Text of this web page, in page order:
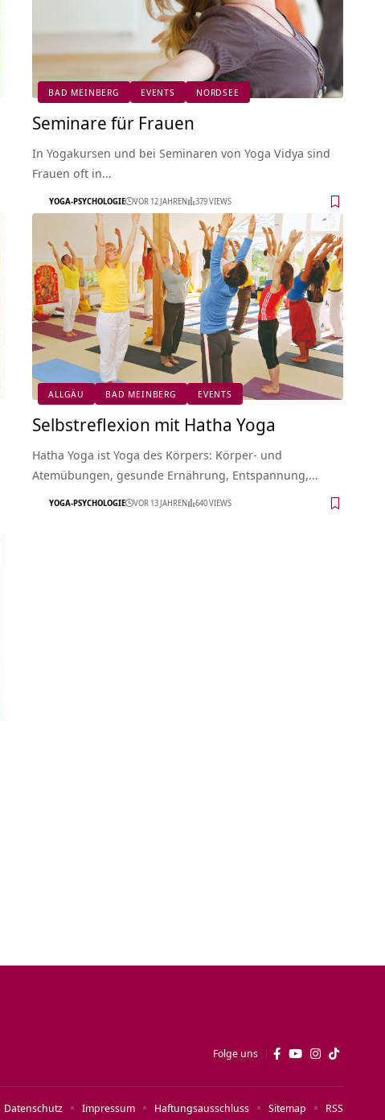
BAD MEINBERG EVENTS NORDSEE
Seminare für Frauen
In Yogakursen und bei Seminaren von Yoga Vidya sind
Frauen oft in…
YOGA-PSYCHOLOGIE VOR 12 JAHREN 379 VIEWS
ALLGÄU BAD MEINBERG EVENTS
Selbstreflexion mit Hatha Yoga
Hatha Yoga ist Yoga des Körpers: Körper- und
Atemübungen, gesunde Ernährung, Entspannung,…
YOGA-PSYCHOLOGIE VOR 13 JAHREN 640 VIEWS
Folge uns
Datenschutz Impressum Haftungsausschluss Sitemap RSS